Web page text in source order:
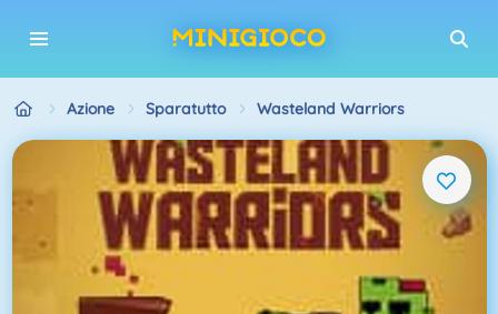
Azione Sparatutto Wasteland Warriors